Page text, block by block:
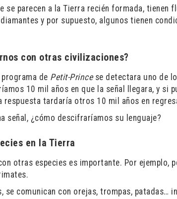
se parecen a la Tierra recién formada,
y por supuesto, algunos tienen
con otras civilizaciones?
de Petit-Princese detectara uno de
10 mil años en que la señal llegara, y si
tardaría otros 10 mil años en
señal, ¿cómo descifraríamos su lenguaje?
en la Tierra
otras especies es importante. Por ejemplo,
se comunican con orejas, trompas, patadas…